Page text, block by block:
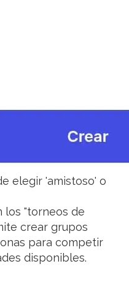
elegir 'amistoso' o
los "torneos de
crear grupos
para competir
disponibles.